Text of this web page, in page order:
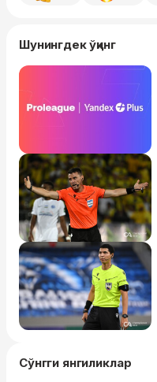
Шунингдек ўқинг
Сўнгги янгиликлар